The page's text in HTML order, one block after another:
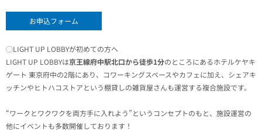
お申込フォーム
◯LIGHT UP LOBBYが初めての方へ
LIGHT UP LOBBYは京王線府中駅北口から徒歩1分のところにあるホテルケヤキ
ゲート 東京府中の2階にあり、コワーキングスペースやカフェに加え、シェアキ
ッチンやヒトハコストアという棚貸しの雑貨屋さんも運営する複合施設です。
“ワークとワクワクを両方手に入れよう”というコンセプトのもと、施設運営の
他にイベントも多数開催しております！